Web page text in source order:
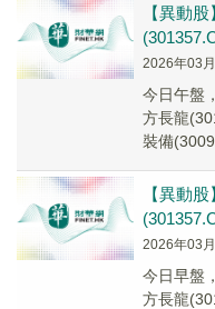
【異動
2026年03
今日午盤
方長龍
裝備
【異動
2026年03
今日早盤
方長龍